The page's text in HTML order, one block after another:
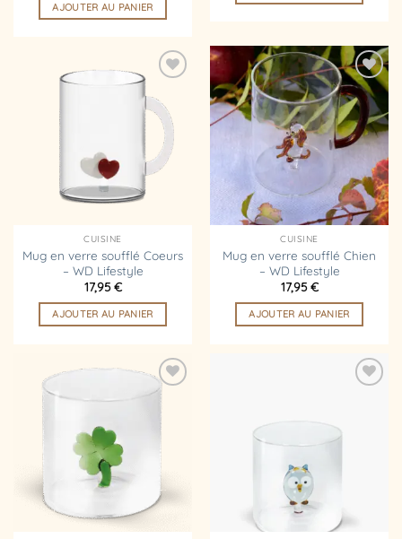
AJOUTER AU PANIER
à la
liste
d’envies
CUISINE
Mug en verre soufflé Coeurs
– WD Lifestyle
17,95€
AJOUTER AU PANIER
Ajouter
à la
liste
d’envies
CUISINE
Mug en verre soufflé Chien
– WD Lifestyle
17,95€
AJOUTER AU PANIER
Ajouter